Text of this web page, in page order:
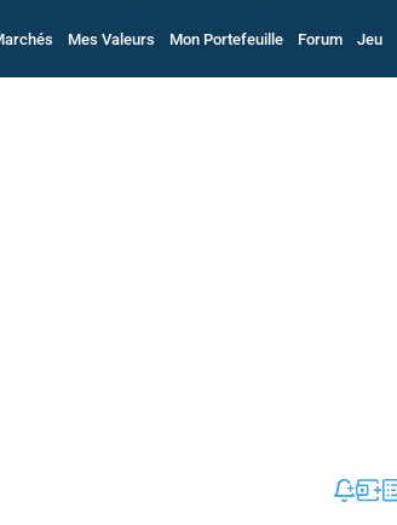
Mes Valeurs Mon Portefeuille Forum Jeu